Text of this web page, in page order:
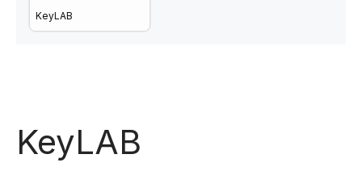
KeyLAB
KeyLAB